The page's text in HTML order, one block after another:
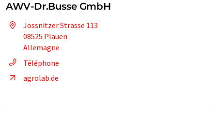
AWV-Dr.Busse GmbH
Jössnitzer Strasse 113
08525 Plauen
Allemagne
Téléphone
agrolab.de